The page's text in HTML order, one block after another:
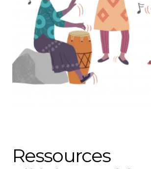
Ressources